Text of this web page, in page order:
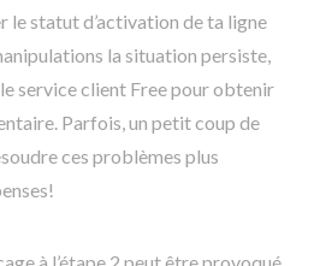
le statut d’activation de ta ligne
la situation persiste,
service client Free pour obtenir
Parfois, un petit coup de
ces problèmes plus